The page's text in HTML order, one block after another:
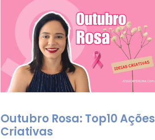
Outubro Rosa: Top10 Ações
Criativas